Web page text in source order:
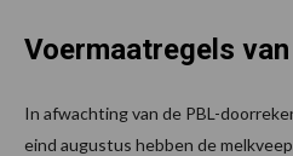
Voermaatregels
In afwachting van de PBL-
eind augustus hebben de